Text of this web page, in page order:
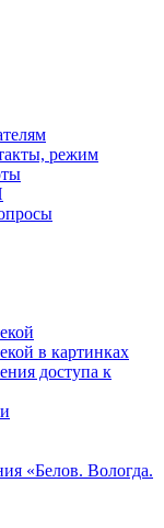
режим
в картинках
доступа к
«Белов. Вологда.